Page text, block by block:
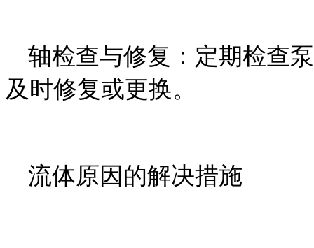
轴检查与修复：定期检查
及时修复或更换。
流体原因的解决措施